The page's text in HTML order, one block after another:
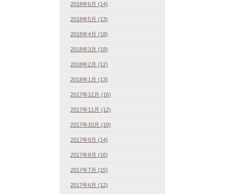
2018年6月 (14)
2018年5月 (13)
2018年4月 (18)
2018年3月 (18)
2018年2月 (12)
2018年1月 (13)
2017年12月 (16)
2017年11月 (12)
2017年10月 (18)
2017年9月 (14)
2017年8月 (16)
2017年7月 (15)
2017年6月 (12)